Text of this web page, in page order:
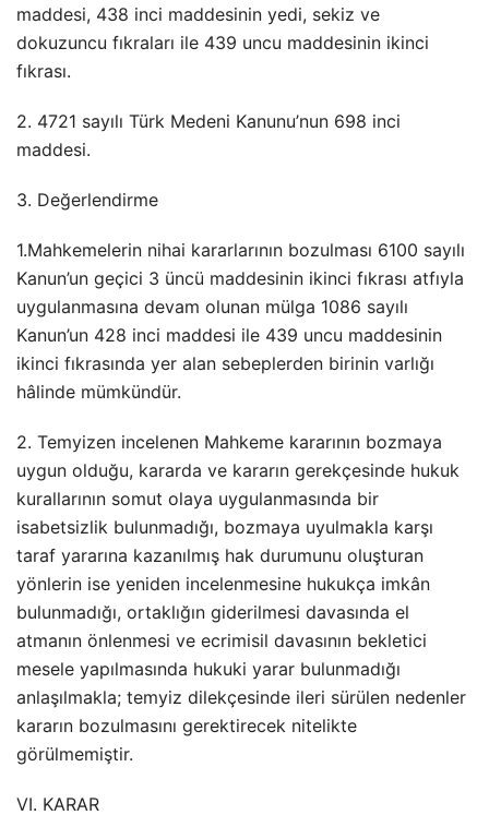
maddesi, 438 inci maddesinin yedi, sekiz ve
dokuzuncu fıkraları ile 439 uncu maddesinin ikinci
fıkrası.
2. 4721 sayılı Türk Medeni Kanunu’nun 698 inci
maddesi.
3. Değerlendirme
1.Mahkemelerin nihai kararlarının bozulması 6100 sayılı
Kanun’un geçici 3 üncü maddesinin ikinci fıkrası atfıyla
uygulanmasına devam olunan mülga 1086 sayılı
Kanun’un 428 inci maddesi ile 439 uncu maddesinin
ikinci fıkrasında yer alan sebeplerden birinin varlığı
hâlinde mümkündür.
2. Temyizen incelenen Mahkeme kararının bozmaya
uygun olduğu, kararda ve kararın gerekçesinde hukuk
kurallarının somut olaya uygulanmasında bir
isabetsizlik bulunmadığı, bozmaya uyulmakla karşı
taraf yararına kazanılmış hak durumunu oluşturan
yönlerin ise yeniden incelenmesine hukukça imkân
bulunmadığı, ortaklığın giderilmesi davasında el
atmanın önlenmesi ve ecrimisil davasının bekletici
mesele yapılmasında hukuki yarar bulunmadığı
anlaşılmakla; temyiz dilekçesinde ileri sürülen nedenler
kararın bozulmasını gerektirecek nitelikte
görülmemiştir.
VI. KARAR